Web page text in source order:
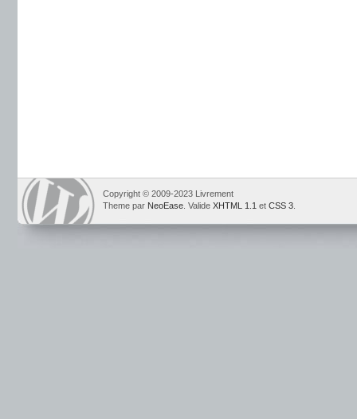
Copyright © 2009-2023 Livrement
Theme par NeoEase . Valide XHTML 1.1 et CSS 3